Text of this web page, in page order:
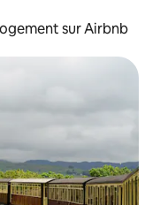
sur Airbnb